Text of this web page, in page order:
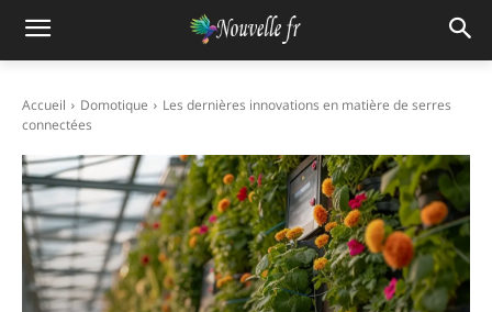
Accueil Domotique
Les dernières innovations en matière de serres
connectées